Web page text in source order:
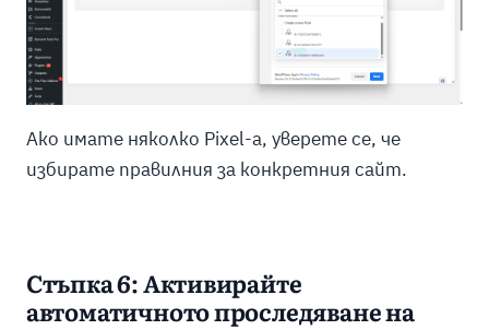
Ако имате няколко Pixel-а, уверете се, че
избирате правилния за конкретния сайт.
Стъпка 6: Активирайте
автоматичното проследяване на